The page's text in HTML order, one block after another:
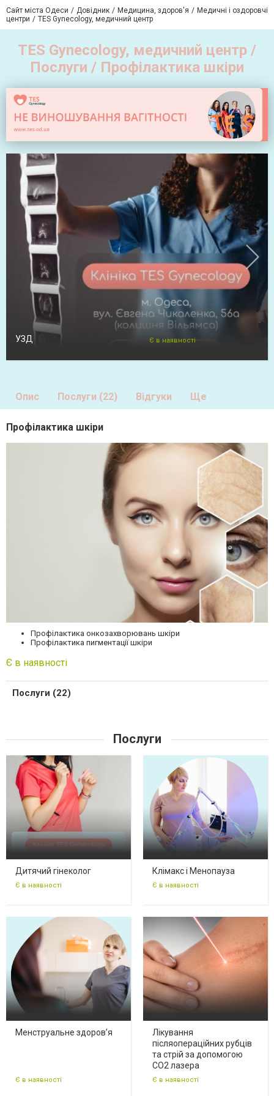
Сайт міста Одеси Довідник Медицина, здоров'я
Медичні і оздоровчі
центри
TES Gynecology, медичний центр
TES Gynecology, медичний центр /
Послуги / Профілактика шкіри
УЗД Є в наявності
Опис Послуги (22) Відгуки Ще
Профілактика шкіри
Профілактика онкозахворювань шкіри
Профілактика пигментації шкіри
Є в наявності
Послуги (22)
Послуги
Дитячий гінеколог
Є в наявності
Клімакс і Менопауза
Є в наявності
Менструальне здоров’я
Є в наявності
Лікування
післяопераційних рубців
та стрій за допомогою
CO2 лазера
Є в наявності